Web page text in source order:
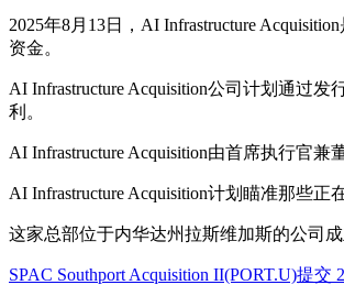
2025年8月13日，AI Infrastructure
资金。
AI Infrastructure Acquisition公司计划通过
利。
AI Infrastructure Acquisition由首席执行官兼
AI Infrastructure Acquisition计划瞄准那些
这家总部位于内华达州拉斯维加斯的公司
SPAC Southport Acquisition II(PORT.U)提